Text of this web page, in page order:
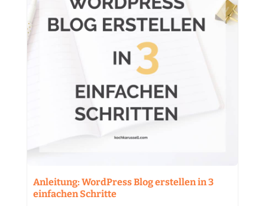
Anleitung: WordPress Blog erstellen in 3
einfachen Schritte